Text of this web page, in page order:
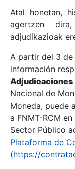
Erakutsi/
Erakutsi/
Erakutsi/
Erakutsi/
Atal honetan,
agertzen
adjudikazioak
A partir del 3
información
Adjudicaciones
Nacional de
Moneda, puede
a FNMT-RCM
Sector Público
Plataforma de
(https://